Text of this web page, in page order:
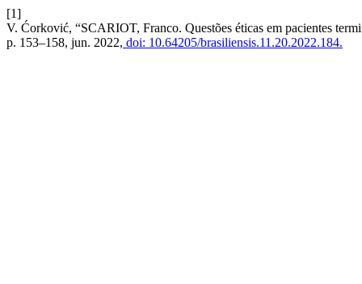
[1]
V. Ćorković, “SCARIOT, Franco. Questões éticas em pacientes
p. 153–158, jun. 2022, doi: 10.64205/brasiliensis.11.20.2022.184.